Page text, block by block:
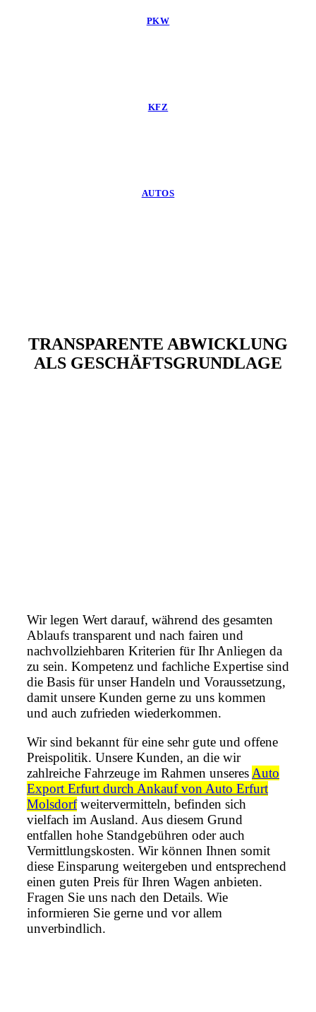
PKW
KFZ
AUTOS
TRANSPARENTE ABWICKLUNG
ALS GESCHÄFTSGRUNDLAGE
Wir legen Wert darauf, während des gesamten
Ablaufs transparent und nach fairen und
nachvollziehbaren Kriterien für Ihr Anliegen da
zu sein. Kompetenz und fachliche Expertise sind
die Basis für unser Handeln und Voraussetzung,
damit unsere Kunden gerne zu uns kommen
und auch zufrieden wiederkommen.
Wir sind bekannt für eine sehr gute und offene
Preispolitik. Unsere Kunden, an die wir
zahlreiche Fahrzeuge im Rahmen unseres Auto
Export Erfurt durch Ankauf von Auto Erfurt
Molsdorfweitervermitteln, befinden sich
vielfach im Ausland. Aus diesem Grund
entfallen hohe Standgebühren oder auch
Vermittlungskosten. Wir können Ihnen somit
diese Einsparung weitergeben und entsprechend
einen guten Preis für Ihren Wagen anbieten.
Fragen Sie uns nach den Details. Wie
informieren Sie gerne und vor allem
unverbindlich.